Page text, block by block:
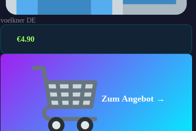
voelkner DE
€4.90
Zum Angebot →